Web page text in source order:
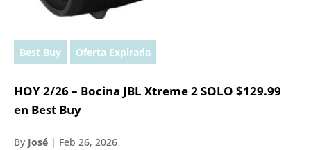
Best Buy Oferta Expirada
HOY 2/26 – Bocina JBL Xtreme 2 SOLO $129.99
en Best Buy
By José | Feb 26, 2026